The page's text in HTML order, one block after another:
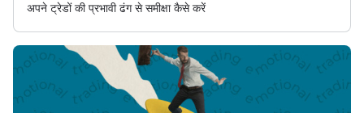
अपने ट्रेडों की प्रभावी ढंग से समीक्षा कैसे करें